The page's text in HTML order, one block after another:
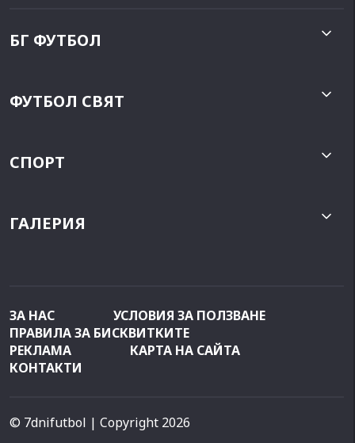
БГ ФУТБОЛ
ФУТБОЛ СВЯТ
СПОРТ
ГАЛЕРИЯ
ЗА НАС
УСЛОВИЯ ЗА ПОЛЗВАНЕ
ПРАВИЛА ЗА БИСКВИТКИТЕ
РЕКЛАМА
КАРТА НА САЙТА
КОНТАКТИ
© 7dnifutbol | Copyright 2026